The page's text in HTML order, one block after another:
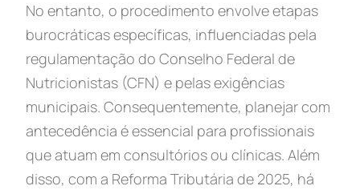
No entanto, o procedimento envolve etapas
burocráticas específicas, influenciadas pela
regulamentação do Conselho Federal de
Nutricionistas (CFN) e pelas exigências
municipais. Consequentemente, planejar com
antecedência é essencial para profissionais
que atuam em consultórios ou clínicas. Além
disso, com a Reforma Tributária de 2025, há